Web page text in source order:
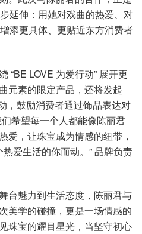
延伸：用她对戏曲的热爱、对
添更具体、更贴近东方消费者
“BE LOVE 为爱行动” 展开更
元素的限定产品，还将发起
，鼓励消费者通过饰品表达对
希望每一个人都能像陈丽君
爱，让珠宝成为情感的纽带，
热爱生活的你而动。” 品牌负责
台魅力到生活态度，陈丽君与
美学的碰撞，更是一场情感的
珠宝的耀目星光，当坚守初心